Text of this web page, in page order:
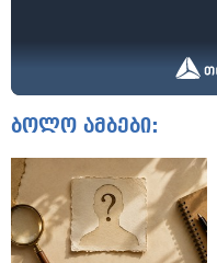
ბოლო ამბები: